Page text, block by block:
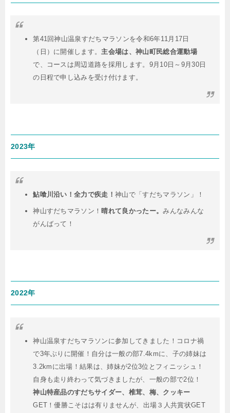
第41回神山温泉すだちマラソンを令和6年11月17日
（日）に開催します。主会場は、神山町民総合運動場
で、コースは周辺道路を採用します。9月10日～9月30日
の日程で申し込みを受け付けます。
2023年
鮎喰川沿い！全力で疾走！神山で「すだちマラソン」！
神山すだちマラソン！晴れて良かったー。みんなみんな
がんばって！
2022年
神山温泉すだちマラソンに参加してきました！コロナ禍
で3年ぶりに開催！自分は一般の部7.4kmに、子の姉妹は
3.2kmに出場！結果は、姉妹が2位3位とフィニッシュ！
自身も走り終わって気づきましたが、一般の部で2位！
神山特産品のすだちサイダー、椎茸、梅、クッキー
GET！優勝こそはは有りませんが、出場３人共賞状GET